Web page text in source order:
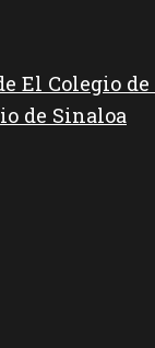
El Colegio
de Sinaloa